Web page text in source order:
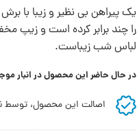
یک پیراهن بی نظیر و زیبا با
را چند برابر کرده است و زیپ
لباس شب زیباست.
در حال حاضر این محصول در انبار
اصالت این محصول، توسط